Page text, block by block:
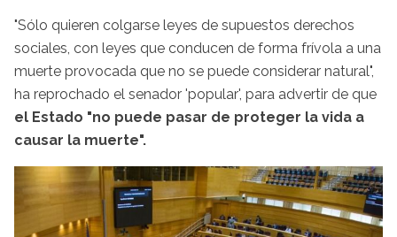
"Sólo quieren colgarse leyes de supuestos derechos
sociales, con leyes que conducen de forma frívola a una
muerte provocada que no se puede considerar natural",
ha reprochado el senador 'popular', para advertir de que
el Estado "no puede pasar de proteger la vida a
causar la muerte".